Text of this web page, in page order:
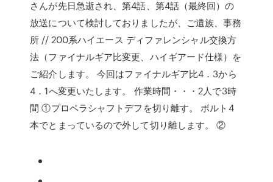
さんが先日急逝され、第4話、第4話（最終回）の
放送について検討しておりましたが、ご遺族、事務
所 // 200系ハイエース ディファレンシャル交換方
法（ファイナルギア比変更、ハイギアード仕様）を
ご紹介します。 今回はファイナルギア比4．3から
4．1へ変更いたします。 作業時間・・・2人で3時
間 ①プロペラシャフトデフを切り離す。 ボルト4
本でとまっているので外して切り離します。 ②